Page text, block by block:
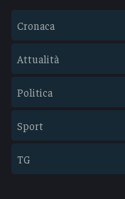
Cronaca
Attualità
Politica
Sport
TG